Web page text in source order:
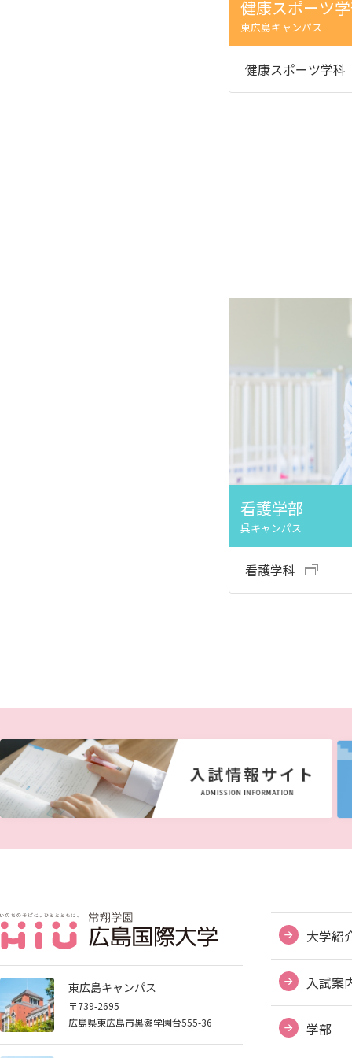
健康スポーツ
東広島キャンパス
健康スポーツ学科
看護学部
呉キャンパス
看護学科
東広島キャンパス
〒739-2695
広島県東広島市黒瀬学園台555-36
大学紹
入試案
学部